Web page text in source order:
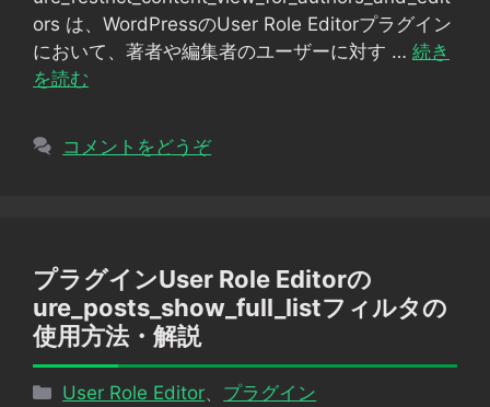
ー
ors は、WordPressのUser Role Editorプラグイン
において、著者や編集者のユーザーに対す … 続き
を読む
コメントをどうぞ
プラグインUser Role Editorの
ure_posts_show_full_listフィルタの
使用方法・解説
カ
User Role Editor、 プラグイン